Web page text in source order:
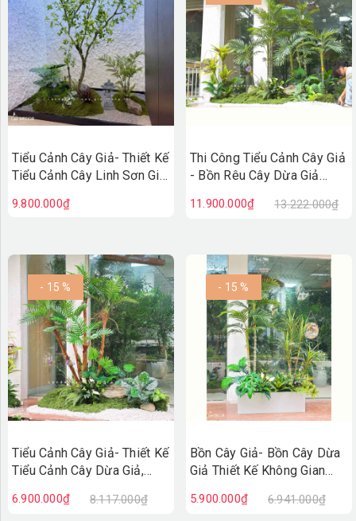
Tiểu Cảnh Cây Giả- Thiết Kế
Tiểu Cảnh Cây Linh Sơn Giả
Xanh - RC143
9.800.000₫
Thi Công Tiểu Cảnh Cây Giả
- Bồn Rêu Cây Dừa Giả
Cafe
11.900.000₫ 13.222.000₫
- 15 %
Tiểu Cảnh Cây Giả- Thiết Kế
Tiểu Cảnh Cây Dừa Giả,
Xanh (160X140X190cm)-
6.900.000₫ 8.117.000₫
- 15 %
Bồn Cây Giả- Bồn Cây Dừa
Giả Thiết Kế Không Gian
(150X80X200cm)- BC255
5.900.000₫ 6.941.000₫